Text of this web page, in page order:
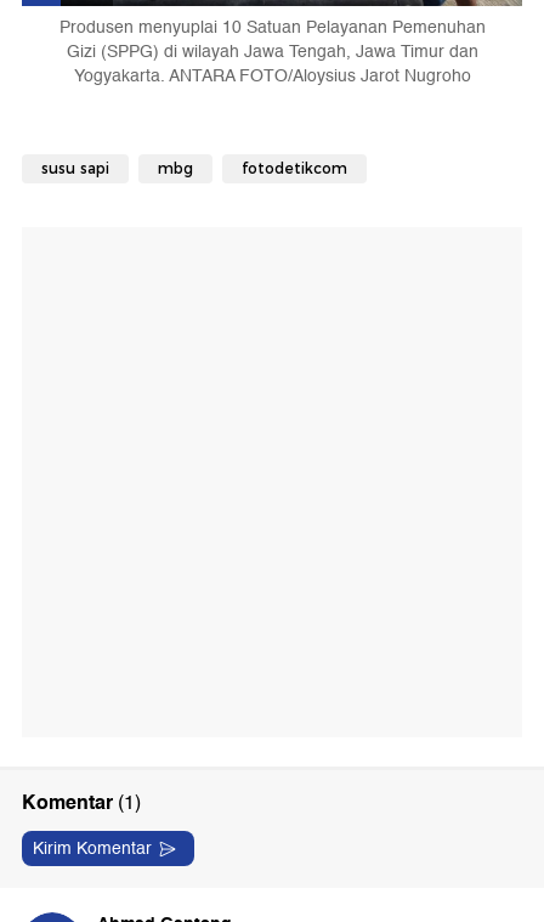
Produsen menyuplai 10 Satuan Pelayanan Pemenuhan
Gizi (SPPG) di wilayah Jawa Tengah, Jawa Timur dan
Yogyakarta. ANTARA FOTO/Aloysius Jarot Nugroho
susu sapi mbg fotodetikcom